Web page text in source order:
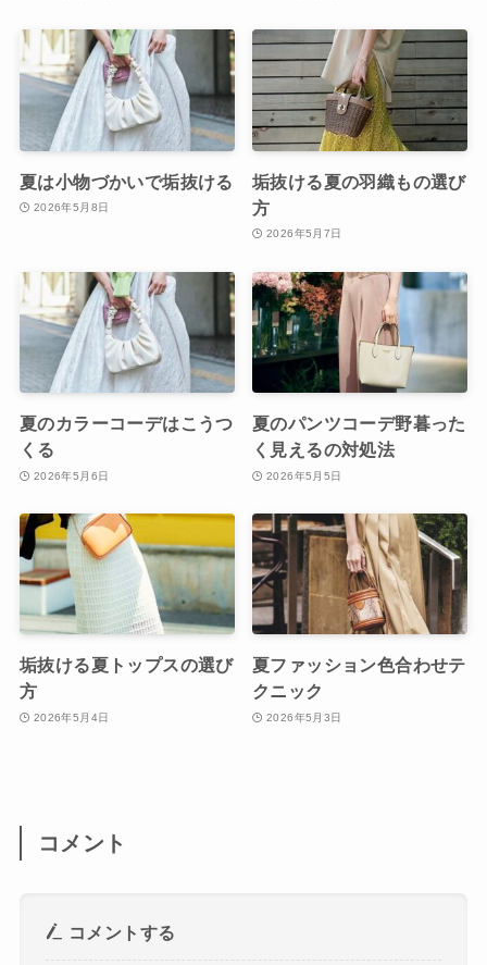
夏は小物づかいで垢抜ける
2026年5月8日
垢抜ける夏の羽織もの選び
方
2026年5月7日
夏のカラーコーデはこうつ
くる
2026年5月6日
夏のパンツコーデ野暮った
く見えるの対処法
2026年5月5日
垢抜ける夏トップスの選び
方
2026年5月4日
夏ファッション色合わせテ
クニック
2026年5月3日
コメント
コメントする